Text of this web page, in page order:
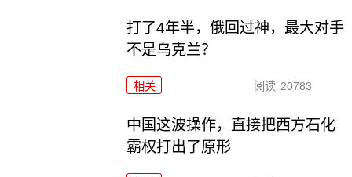
打了4年半，俄回过神，最大对手
不是乌克兰？
相关 阅读 20783
中国这波操作，直接把西方石化
霸权打出了原形